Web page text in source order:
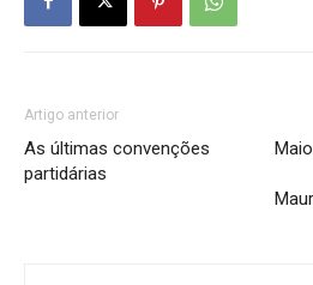
Artigo anterior
As últimas convenções
partidárias